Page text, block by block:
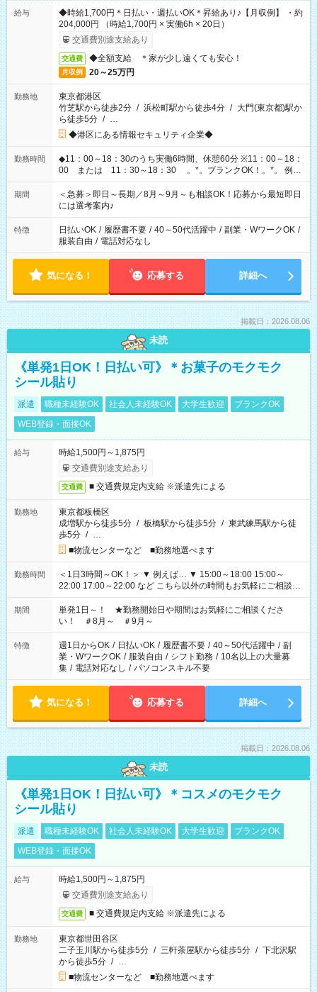
給与
◆時給1,700円＊日払い・週払いOK＊昇給あり♪【月収例】 ・約
204,000円 （時給1,700円 × 実働6h × 20日）
交通費別途支給あり
交通費 ◆全額支給 ＊家が少し遠くても安心！
月収例 20～25万円
勤務地
東京都港区
竹芝駅から徒歩2分 / 浜松町駅から徒歩4分 / 大門(東京都)駅か
ら徒歩5分 / …
◆港区にある情報セキュリティ企業◆
勤務時間
◆11：00～18：30のうち実働6時間、休憩60分 ※11：00～18：
00 または 11：30～18：30 。*。ブランクOK！。*。 例え
ば前職が、 在宅/財団法人/事務/コールセンター/受付/販売/カフェ
スタッフ スイーツ販売/ホテルフロント/化粧品販売/など 様々な
業界から入社して活躍されています♪
期間
＜急募＞即日～長期／8月～9月～も相談OK！応募から最短即日
には選考案内♪
特徴 日払いOK / 履歴書不要 / 40～50代活躍中 / 副業・WワークOK /
服装自由 / 電話対応なし
気になる！ 応募する 詳細へ
掲載日：2026.08.06
未読
《単発1日OK！日払い可》＊お菓子のモクモク
シール貼り
派遣 職種未経験OK 社会人未経験OK 大学生歓迎
ブランクOK
WEB登録・面接OK
給与
時給1,500円～1,875円
交通費別途支給あり
交通費 ■ 交通費規定内支給 ※派遣先による
勤務地
東京都板橋区
成増駅から徒歩5分 / 板橋駅から徒歩5分 / 東武練馬駅から徒
歩5分 / …
■物流センターなど ■勤務地選べます
勤務時間
＜1日3時間～OK！＞ ▼ 例えば… ▼ 15:00～18:00 15:00～
22:00 17:00～22:00 など こちら以外の時間もお気軽にご相談く
ださい！
期間
単発1日～！ ★勤務開始日や期間はお気軽にご相談くださ
い！ ＃8月～ ＃9月～
特徴 週1日からOK / 日払いOK / 履歴書不要 / 40～50代活躍中 / 副
業・WワークOK / 服装自由 / シフト勤務 / 10名以上の大量募
集 / 電話対応なし / パソコンスキル不要
気になる！ 応募する 詳細へ
掲載日：2026.08.06
未読
《単発1日OK！日払い可》＊コスメのモクモク
シール貼り
派遣 職種未経験OK 社会人未経験OK 大学生歓迎
ブランクOK
WEB登録・面接OK
給与
時給1,500円～1,875円
交通費別途支給あり
交通費 ■ 交通費規定内支給 ※派遣先による
勤務地
東京都世田谷区
二子玉川駅から徒歩5分 / 三軒茶屋駅から徒歩5分 / 下北沢駅
から徒歩5分 / …
■物流センターなど ■勤務地選べます